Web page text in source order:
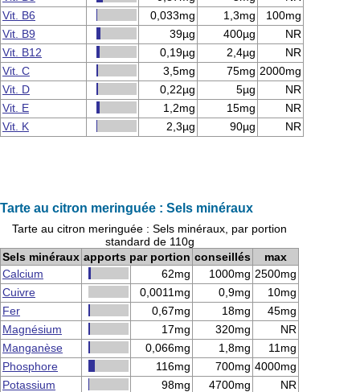
Vit. B6
0,033mg 1,3mg
100mg
Vit. B9
39µg 400µg
NR
Vit. B12
0,19µg 2,4µg
NR
Vit. C
3,5mg 75mg 2000mg
Vit. D
0,22µg 5µg
NR
Vit. E
1,2mg 15mg
NR
Vit. K
2,3µg 90µg NR
Tarte au citron meringuée : Sels minéraux
Tarte au citron meringuée : Sels minéraux, par portion
standard de 110g
Sels minéraux apports par portion conseillés
max
Calcium
62mg 1000mg 2500mg
Cuivre
0,0011mg 0,9mg
10mg
Fer
0,67mg 18mg
45mg
Magnésium
17mg 320mg
NR
Manganèse
0,066mg 1,8mg
11mg
Phosphore
116mg 700mg 4000mg
Potassium
98mg 4700mg
NR